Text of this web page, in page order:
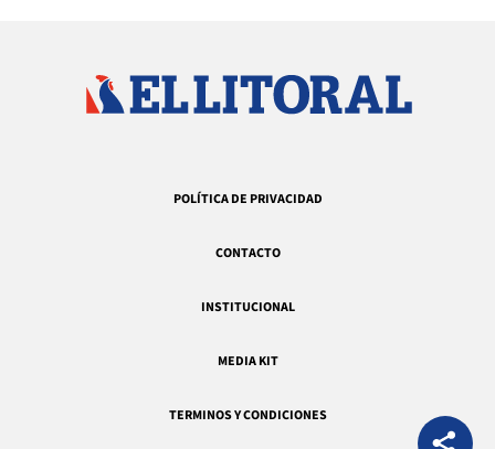
POLÍTICA DE PRIVACIDAD
CONTACTO
INSTITUCIONAL
MEDIA KIT
TERMINOS Y CONDICIONES